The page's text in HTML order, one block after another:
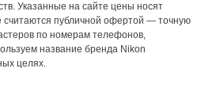
Указанные на сайте цены носят
считаются публичной офертой — точную
по номерам телефонов,
название бренда Nikon
целях.